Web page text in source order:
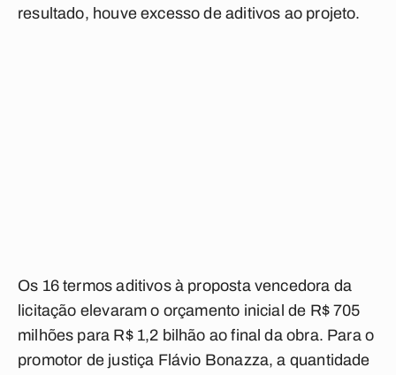
resultado, houve excesso de aditivos ao projeto.
Os 16 termos aditivos à proposta vencedora da
licitação elevaram o orçamento inicial de R$ 705
milhões para R$ 1,2 bilhão ao final da obra. Para o
promotor de justiça Flávio Bonazza, a quantidade